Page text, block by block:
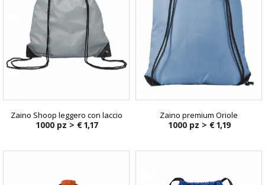
Zaino Shoop leggero con laccio
1000 pz > € 1,17
Zaino premium Oriole
1000 pz > € 1,19